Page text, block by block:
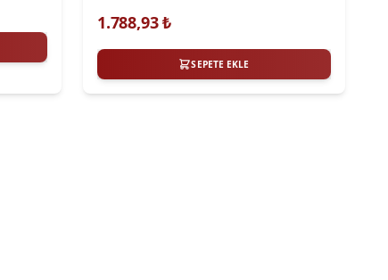
1.788,93₺
SEPETE EKLE